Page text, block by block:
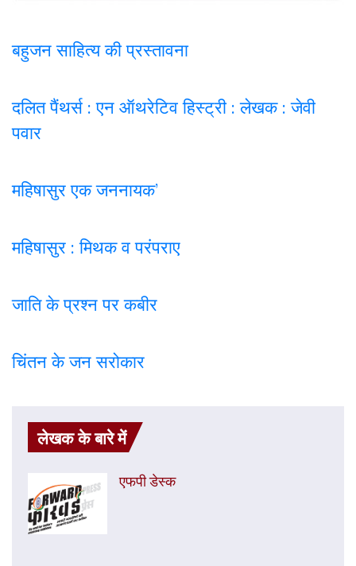
बहुजन साहित्य की प्रस्तावना
दलित पैंथर्स : एन ऑथरेटिव हिस्ट्री : लेखक : जेवी
पवार
महिषासुर एक जननायक’
महिषासुर : मिथक व परंपराए
जाति के प्रश्न पर कबीर
चिंतन के जन सरोकार
लेखक के बारे में
एफपी डेस्‍क